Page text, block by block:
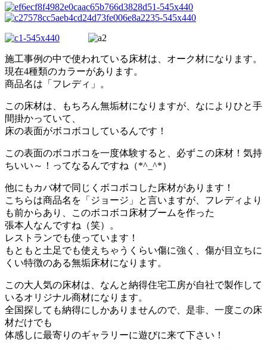
施工事例の中で使われている床材は、オーク材になります。
現在4種類のカラーがあります。
商品名は「フレディ」。
この床材は、もちろん無垢材になりますが、なによりひと手
間掛かっていて、
床の表面がボコボコしているんです！
この表面のボコボコを一度体験すると、必ずこの床材！気持
ちいい～！ってなるんですね（*^_^*）
他にもカバ材で同じくボコボコした床材があります！
こちらは商品名を「ジョージ」と言いますが、フレディより
も前からあり、このボコボコ床材ブームを作った
張本人なんですね（笑）。
レストランでも使っています！
もともと土足でも使えちゃうくらい傷に強く、傷が目立ちに
くい特徴のある無垢床材になります。
この大人気の床材は、なんと納得住宅工房が自社で製作して
いるオリジナル商材になります。
全国探しても納得にしかありませんので、是非、一度この床
材だけでも
体感しに最寄りのギャラリーに遊びに来て下さい！